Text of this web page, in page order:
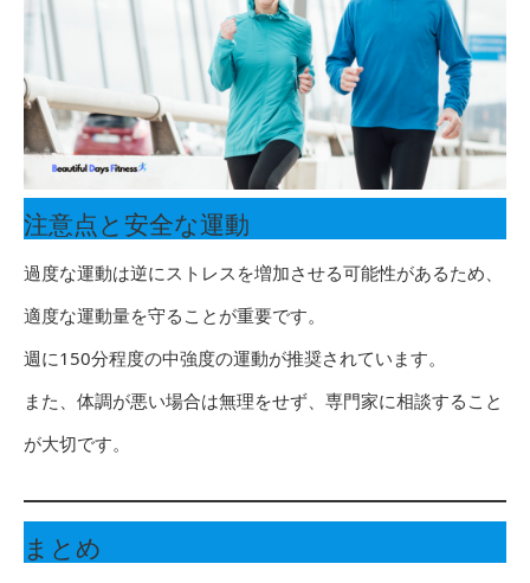
注意点と安全な運動
過度な運動は逆にストレスを増加させる可能性があるため、
適度な運動量を守ることが重要です。
週に150分程度の中強度の運動が推奨されています。
また、体調が悪い場合は無理をせず、専門家に相談すること
が大切です。
まとめ